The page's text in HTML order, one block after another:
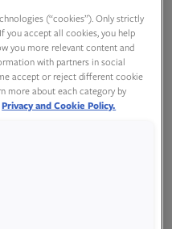
(“cookies”). Only strictly
you accept all cookies, you help
you more relevant content and
with partners in social
accept or reject different cookie
more about each category by
Privacy and Cookie Policy.